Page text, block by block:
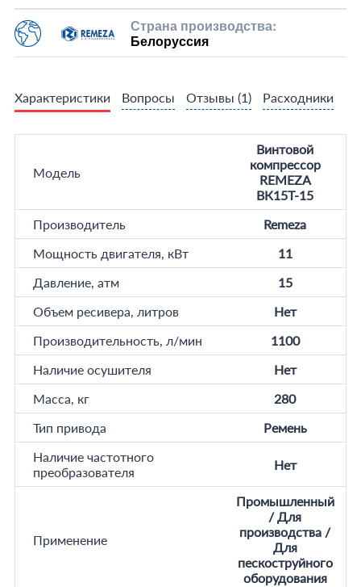
Страна производства:
Белоруссия
Характеристики Вопросы Отзывы (1) Расходники
Модель
Винтовой
компрессор
REMEZA
ВК15T-15
Производитель
Remeza
Мощность двигателя, кВт
11
Давление, атм
15
Объем ресивера, литров
Нет
Производительность, л/мин
1100
Наличие осушителя
Нет
Масса, кг
280
Тип привода
Ремень
Наличие частотного
преобразователя
Нет
Применение
Промышленный
/ Для
производства /
Для
пескоструйного
оборудования